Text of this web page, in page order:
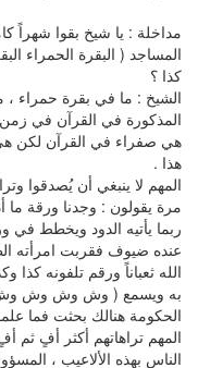
مداخلة : يا شيخ بقوا شهراً
المساجد ( البقرة الحمراء
كذا ؟
الشيخ : ما في بقرة حمراء ،
المذكورة في القرآن في زمن
هي صفراء في القرآن لكن هي
هذا .
المهم لا ينبغي أن يُصدقوا
مرة يقولون : وجدنا ورقة ما
ربما يأتيه الدود ويخطط
عنده ضيوف فقربت امرأته
الله ثعباناً ورقم تلفونه
به ويسمع ( وش وش وش وش )
الحكومة هنالك بحثت فما
المهم تراهاتهم أكثر أفٍ ثم
الناس بهذه الألاعيب ،